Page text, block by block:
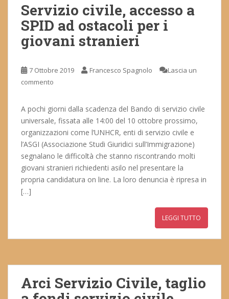
Servizio civile, accesso a
SPID ad ostacoli per i
giovani stranieri
7 Ottobre 2019 Francesco Spagnolo
Lascia un
commento
A pochi giorni dalla scadenza del Bando di servizio civile
universale, fissata alle 14:00 del 10 ottobre prossimo,
organizzazioni come l’UNHCR, enti di servizio civile e
l’ASGI (Associazione Studi Giuridici sull’Immigrazione)
segnalano le difficoltà che stanno riscontrando molti
giovani stranieri richiedenti asilo nel presentare la
propria candidatura on line. La loro denuncia è ripresa in
[…]
LEGGI TUTTO
Arci Servizio Civile, taglio